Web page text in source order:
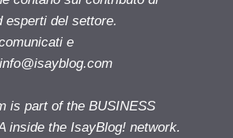
esperti del settore.
e
info@isayblog.com
is part of the BUSINESS
inside the IsayBlog! network.